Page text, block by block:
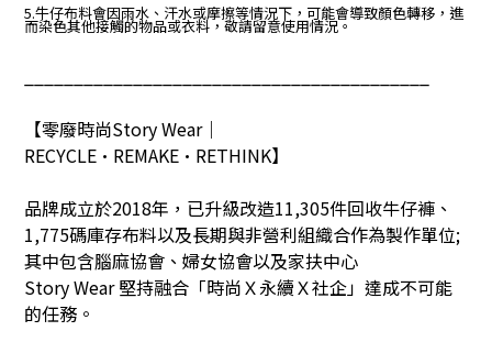
5.牛仔布料會因雨水、汗水或摩擦等情況下，可能會導致顏色轉移，進
而染色其他接觸的物品或衣料，敬請留意使用情況。
【零廢時尚Story Wear｜
RECYCLE•REMAKE•RETHINK】
品牌成立於2018年，已升級改造11,305件回收牛仔褲、
1,775碼庫存布料以及長期與非營利組織合作為製作單位;
其中包含腦麻協會、婦女協會以及家扶中心
Story Wear堅持融合「時尚Ｘ永續Ｘ社企」達成不可能
的任務。